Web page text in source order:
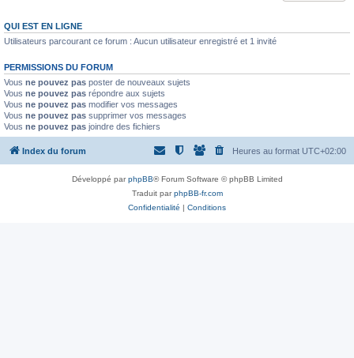
QUI EST EN LIGNE
Utilisateurs parcourant ce forum : Aucun utilisateur enregistré et 1 invité
PERMISSIONS DU FORUM
Vous ne pouvez pas poster de nouveaux sujets
Vous ne pouvez pas répondre aux sujets
Vous ne pouvez pas modifier vos messages
Vous ne pouvez pas supprimer vos messages
Vous ne pouvez pas joindre des fichiers
Index du forum Heures au format UTC+02:00
Développé parphpBB® Forum Software © phpBB Limited
Traduit parphpBB-fr.com
Confidentialité | Conditions